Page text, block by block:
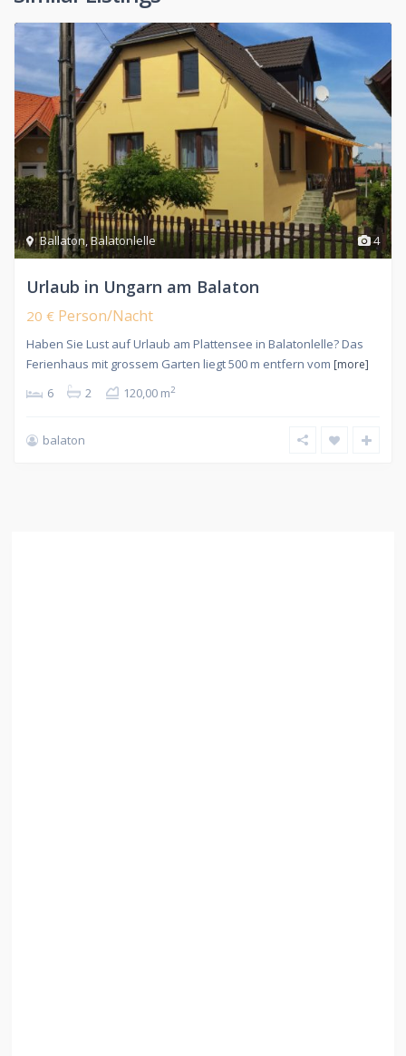
4
Ballaton,Balatonlelle
Urlaub in Ungarn am Balaton
20 € Person/Nacht
Haben Sie Lust auf Urlaub am Plattensee in Balatonlelle? Das
Ferienhaus mit grossem Garten liegt 500 m entfern vom [more]
6 2 120,00 m2
balaton